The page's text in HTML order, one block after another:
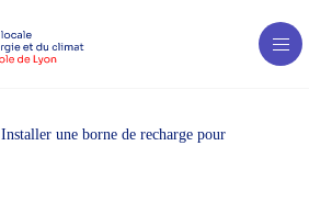
Installer une borne de recharge pour